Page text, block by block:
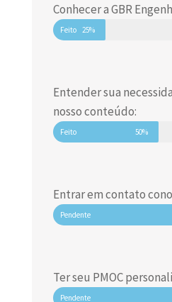
Conhecer a GBR
Feito 25%
Entender sua
nosso conteúdo:
Feito 50%
Entrar em contato
Pendente
Ter seu PMOC
Pendente